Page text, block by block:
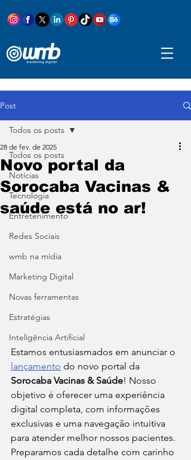
Post
Todos os posts
Notícias
Tecnologia
Entretenimento
Redes Sociais
wmb na mídia
Marketing Digital
Novas ferramentas
Estratégias
Inteligência Artificial
Todos os posts
Novo portal da
Sorocaba Vacinas &
saúde está no ar!
28 de fev. de 2025
Estamos entusiasmados em anunciar o
lançamento do novo portal da
Sorocaba Vacinas & Saúde! Nosso
objetivo é oferecer uma experiência
digital completa, com informações
exclusivas e uma navegação intuitiva
para atender melhor nossos pacientes.
Preparamos cada detalhe com carinho